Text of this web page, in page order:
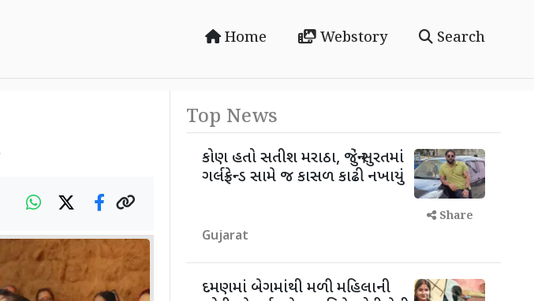
Home Webstory Search
Top News
કોણ હતો સતીશ મરાઠા, જેનું સુરતમાં
ગર્લફ્રેન્ડ સામે જ કાસળ કાઢી નખાયું
Gujarat
Share
દમણમાં બેગમાંથી મળી મહિલાની